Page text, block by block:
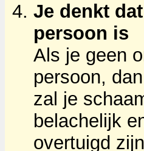
Je denkt
persoon is
Als je geen
persoon,
zal je
belachelijk
overtuigd